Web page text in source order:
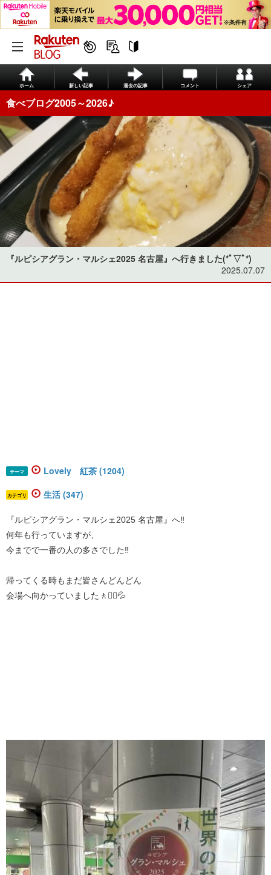
ホーム 新しい記事 過去の記事 コメント シェア
食べブログ2005～2026♪
『ルピシアグラン・マルシェ2025 名古屋』へ行きました(*ﾟ▽ﾟ*)
2025.07.07
テーマ Lovely 紅茶 (1204)
カテゴリ 生活 (347)
『ルピシアグラン・マルシェ2025 名古屋』へ‼️
何年も行っていますが、
今までで一番の人の多さでした‼️
帰ってくる時もまだ皆さんどんどん
会場へ向かっていました🚶🚶‍♀️💦